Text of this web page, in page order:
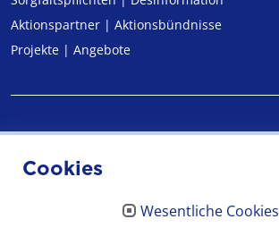
Aktionspartner | Aktionsbündnisse
Projekte | Angebote
Cookies
Wesentliche Cookies